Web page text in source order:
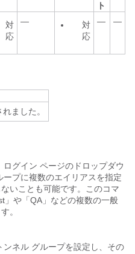
ト
対
応
—
対
応
— —
ました。
グイン ページのドロップダウ
プに複数のエイリアスを指定
いことも可能です。このコマ
」や「QA」などの複数の一般
。
ネル グループを設定し、その